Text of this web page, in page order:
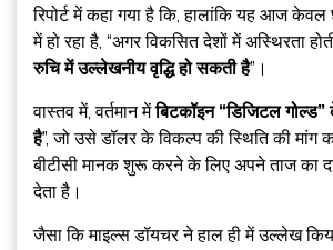
रिपोर्ट में कहा गया है कि, हालांकि यह आज केवल
में हो रहा है, “अगर विकसित देशों में अस्थिरता
रुचि में उल्लेखनीय वृद्धि हो सकती है”।
वास्तव में, वर्तमान मेंबिटकॉइन “डिजिटल
है”, जो उसे डॉलर के विकल्प की स्थिति की मांग
बीटीसी मानक शुरू करने के लिए अपने ताज का
देता है।
जैसा कि माइल्स डॉयचर ने हाल ही में उल्लेख